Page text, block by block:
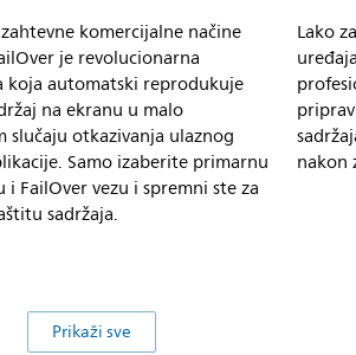
komercijalne načine
je revolucionarna
automatski reprodukuje
na ekranu u malo
slučaju otkazivanja ulaznog
Samo izaberite primarnu
i FailOver vezu i spremni ste za
sadržaja.
Lako
nakon
Prikaži sve